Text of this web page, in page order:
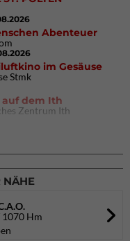
Abenteuer
im Gesäuse
Stmk
auf dem Ith
Zentrum Ith
NÄHE
Hm